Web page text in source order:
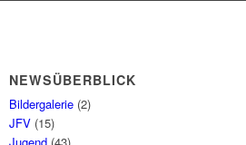
NEWSÜBERBLICK
Bildergalerie(2)
JFV(15)